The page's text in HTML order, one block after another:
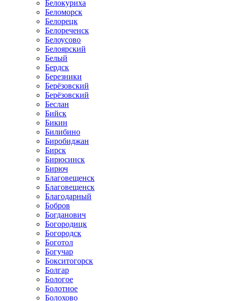
Белокуриха
Беломорск
Белорецк
Белореченск
Белоусово
Белоярский
Белый
Бердск
Березники
Берёзовский
Берёзовский
Беслан
Бийск
Бикин
Билибино
Биробиджан
Бирск
Бирюсинск
Бирюч
Благовещенск
Благовещенск
Благодарный
Бобров
Богданович
Богородицк
Богородск
Боготол
Богучар
Бокситогорск
Болгар
Бологое
Болотное
Болохово